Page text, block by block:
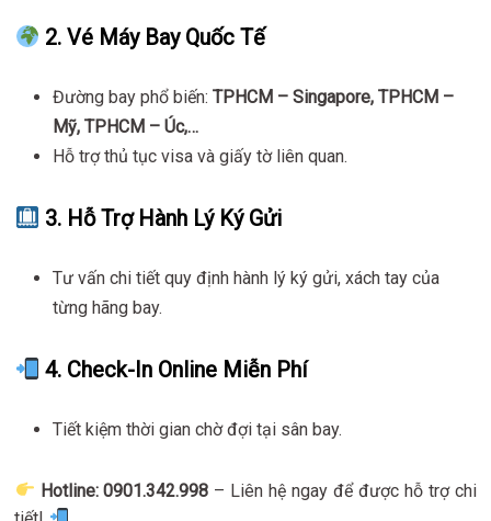
2. Vé Máy Bay Quốc Tế
Đường bay phổ biến:TPHCM – Singapore, TPHCM –
Mỹ, TPHCM – Úc,…
Hỗ trợ thủ tục visa và giấy tờ liên quan.
3. Hỗ Trợ Hành Lý Ký Gửi
Tư vấn chi tiết quy định hành lý ký gửi, xách tay của
từng hãng bay.
4. Check-In Online Miễn Phí
Tiết kiệm thời gian chờ đợi tại sân bay.
Hotline: 0901.342.998 – Liên hệ ngay để được hỗ trợ chi